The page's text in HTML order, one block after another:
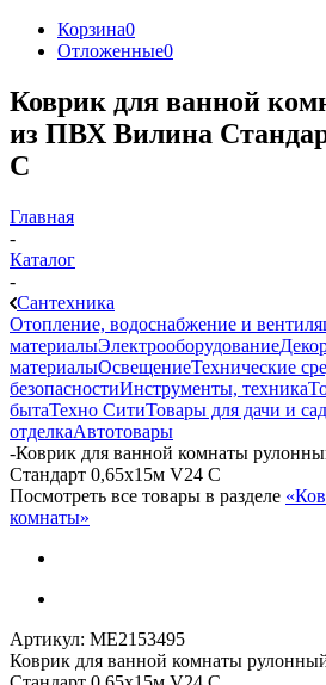
Корзина0
Отложенные0
Коврик для ванной
из ПВХ Вилина
C
Главная
-
Каталог
-
Сантехника
Отопление, водоснабжение и
материалыЭлектрооборудование
материалыОсвещениеТехнические
безопасностиИнструменты, техника
бытаТехно СитиТовары для дачи и
отделкаАвтотовары
-Коврик для ванной комнаты
Стандарт 0,65х15м V24 C
Посмотреть все товары в разделе
комнаты»
Артикул: МЕ2153495
Коврик для ванной комнаты